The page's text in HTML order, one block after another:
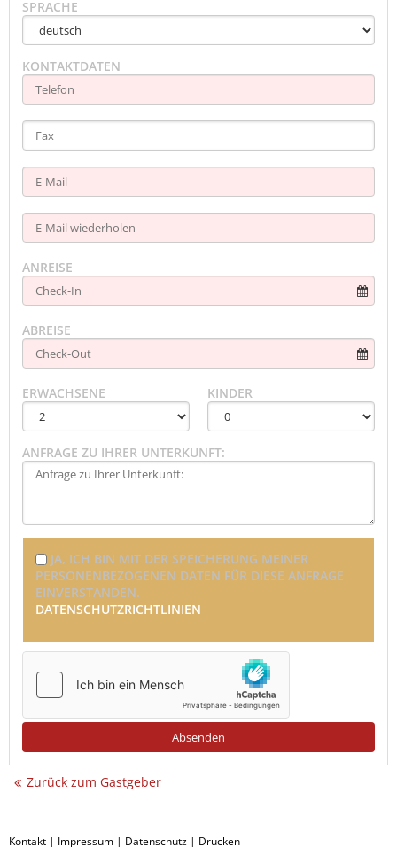
SPRACHE
KONTAKTDATEN
ANREISE
ABREISE
ERWACHSENE KINDER
ANFRAGE ZU IHRER UNTERKUNFT:
JA, ICH BIN MIT DER SPEICHERUNG MEINER
PERSONENBEZOGENEN DATEN FÜR DIESE ANFRAGE
EINVERSTANDEN.
DATENSCHUTZRICHTLINIEN
Zurück zum Gastgeber
Kontakt | Impressum | Datenschutz | Drucken